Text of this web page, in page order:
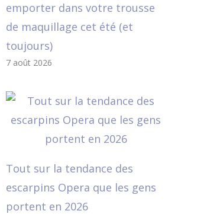
emporter dans votre trousse
de maquillage cet été (et
toujours)
7 août 2026
Tout sur la tendance des
escarpins Opera que les gens
portent en 2026